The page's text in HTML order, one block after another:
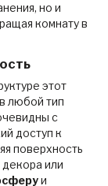
но и
комнату в
этот
любой тип
с
доступ к
поверхность
или
и